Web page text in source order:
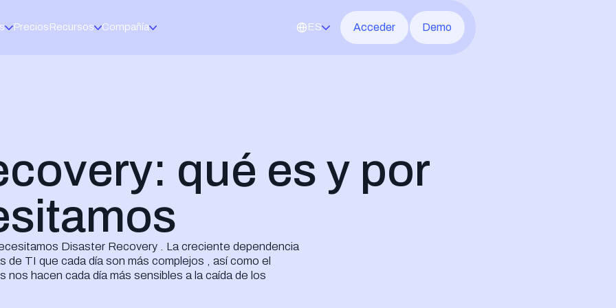
PreciosRecursos Compañía ES Acceder Demo
qué es y por
Disaster Recovery . La creciente dependencia
TI que cada día son más complejos , así como el
hacen cada día más sensibles a la caída de los
MARKET
Veeam
Backup para entornos virtuales
tu forma de operar.